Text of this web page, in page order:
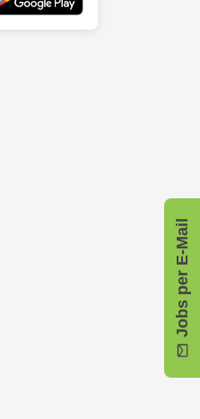
Jobs per E-Mail